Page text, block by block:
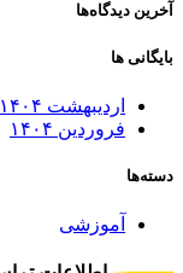
آخرین دیدگاه‌ها
بایگانی ها
اردیبهشت ۱۴۰۴
فروردین ۱۴۰۴
دسته‌ها
آموزشی